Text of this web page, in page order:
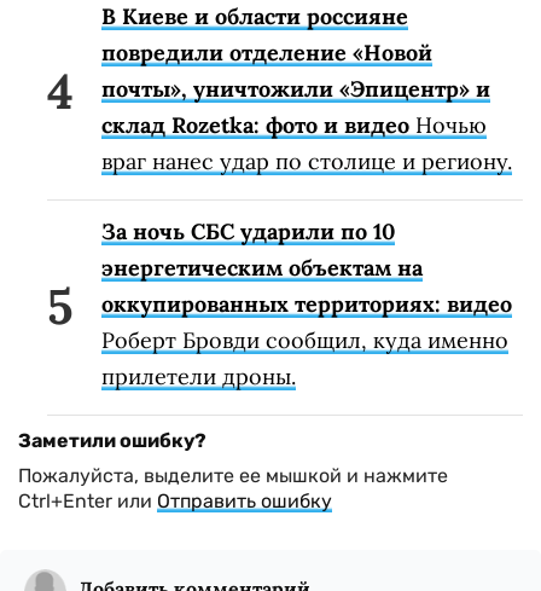
В Киеве и области россияне
повредили отделение «Новой
почты», уничтожили «Эпицентр» и
склад Rozetka: фото и видео Ночью
враг нанес удар по столице и региону.
За ночь СБС ударили по 10
энергетическим объектам на
оккупированных территориях: видео
Роберт Бровди сообщил, куда именно
прилетели дроны.
Заметили ошибку?
Пожалуйста, выделите ее мышкой и нажмите
Ctrl+Enter или Отправить ошибку